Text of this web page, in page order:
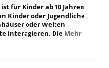
für Kinder ab 10 Jahren
Kinder oder Jugendliche
oder Welten
interagieren. Die Mehr